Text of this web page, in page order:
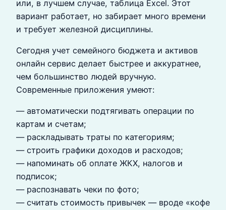
или, в лучшем случае, таблица Excel. Этот
вариант работает, но забирает много времени
и требует железной дисциплины.
Сегодня учет семейного бюджета и активов
онлайн сервис делает быстрее и аккуратнее,
чем большинство людей вручную.
Современные приложения умеют:
— автоматически подтягивать операции по
картам и счетам;
— раскладывать траты по категориям;
— строить графики доходов и расходов;
— напоминать об оплате ЖКХ, налогов и
подписок;
— распознавать чеки по фото;
— считать стоимость привычек — вроде «кофе